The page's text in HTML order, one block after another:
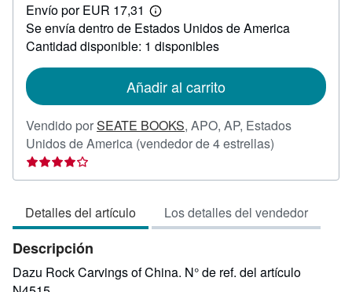
50,76
Envío por EUR 17,31
Más
información
sobre
las
envío
Se envía dentro de Estados Unidos de America
Cantidad disponible: 1 disponibles
Añadir al carrito
Vendido porSEATE BOOKS, APO, AP, Estados
Unidos de America (vendedor de 4 estrellas)
vendedor:
de
5
Detalles del artículo Los detalles del vendedor
Descripción
Dazu Rock Carvings of China. N° de ref. del artículo